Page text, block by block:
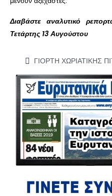
Διαβάστε αναλυτικό
Τετάρτης 13 Αυγούστου
ΓΙΟΡΤΗ ΧΩΡΙΑΤΙΚΗΣ